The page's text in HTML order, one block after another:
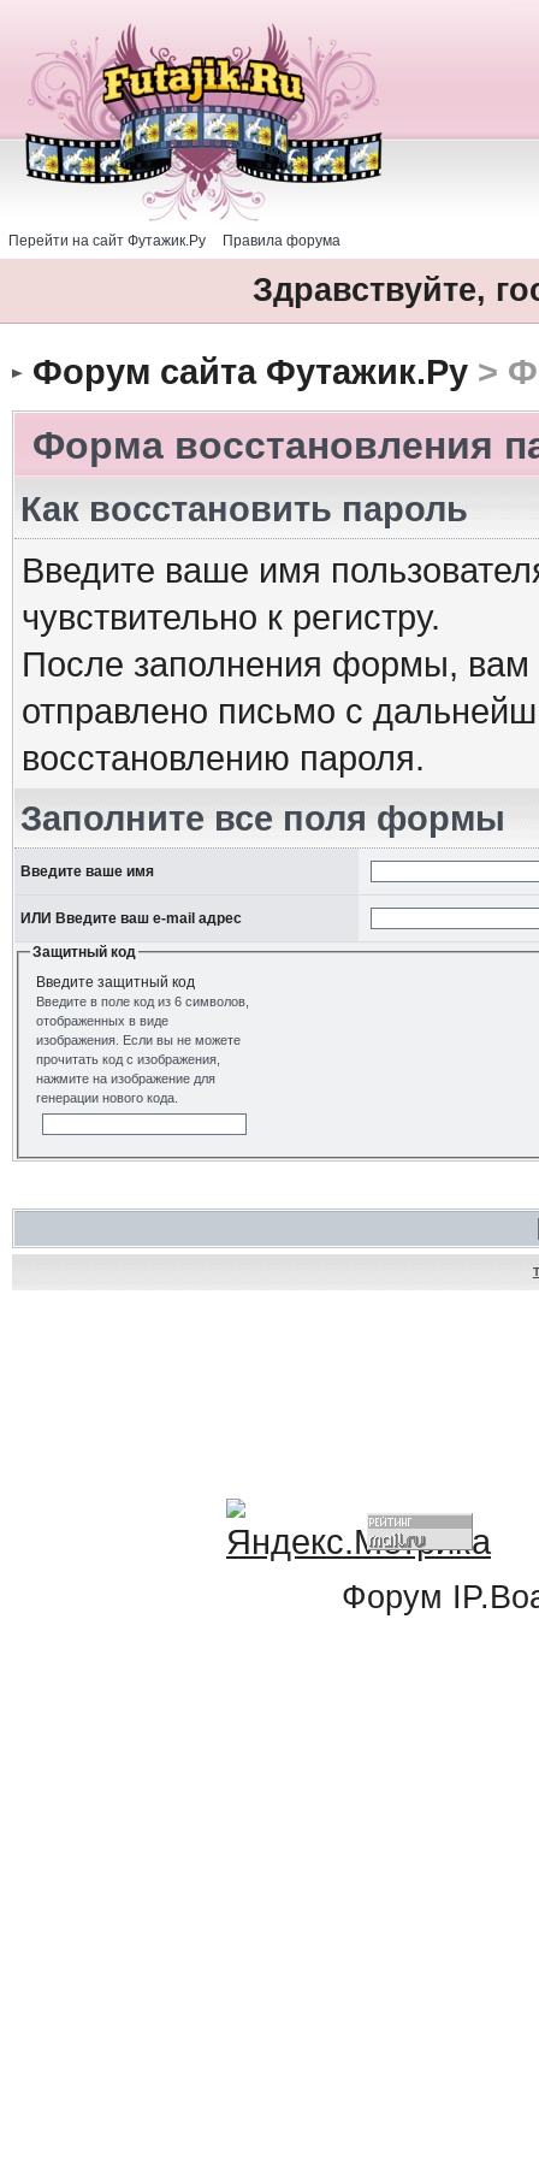
Перейти на сайт Футажик.Ру Правила форума
Здравствуйте,
Форум сайта Футажик.Ру>
Форма восстановления
Как восстановить пароль
Введите ваше имя
чувствительно к регистру.
После заполнения формы, вам
отправлено письмо с
восстановлению пароля.
Заполните все поля формы
Введите ваше имя
ИЛИ Введите ваш e-mail адрес
Защитный код
Введите защитный код
Введите в поле код из 6 символов,
отображенных в виде
изображения. Если вы не можете
прочитать код с изображения,
нажмите на изображение для
генерации нового кода.
Форум